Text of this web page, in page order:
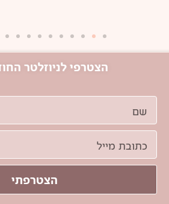
הצטרפי לניוזלטר
הצטרפתי